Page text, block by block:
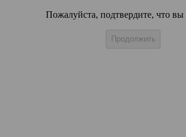
Пожалуйста, подтвердите, что вы
Продолжить